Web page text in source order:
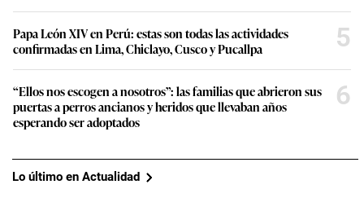
Papa León XIV en Perú: estas son todas las actividades
confirmadas en Lima, Chiclayo, Cusco y Pucallpa
5
“Ellos nos escogen a nosotros”: las familias que abrieron sus
puertas a perros ancianos y heridos que llevaban años
esperando ser adoptados
6
Lo último en Actualidad